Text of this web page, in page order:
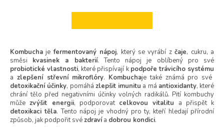
Kombucha jefermentovaný nápoj, který se vyrábí zčaje, cukru, a
směsi kvasinek a bakterií. Tento nápoj je oblíbený pro své
probiotické vlastnosti, které přispívají k podpoře trávicího systému
a zlepšení střevní mikroflóry. Kombuchaje také známá pro své
detoxikační účinky, pomáhá zlepšit imunitu a má antioxidanty, které
chrání tělo před negativními účinky volných radikálů. Pití kombuchy
můžezvýšit energii, podporovat celkovou vitalitu a přispět k
detoxikaci těla. Tento nápoj je vhodný pro ty, kteří hledají přírodní
způsob, jak podpořit svézdravía dobrou kondici.